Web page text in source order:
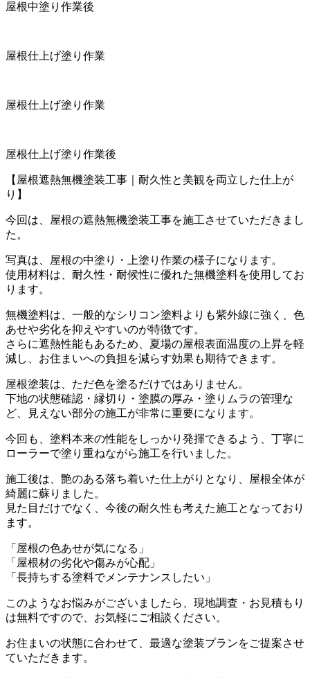
屋根中塗り作業後
屋根仕上げ塗り作業
屋根仕上げ塗り作業
屋根仕上げ塗り作業後
【屋根遮熱無機塗装工事｜耐久性と美観を両立した仕上が
り】
今回は、屋根の遮熱無機塗装工事を施工させていただきまし
た。
写真は、屋根の中塗り・上塗り作業の様子になります。
使用材料は、耐久性・耐候性に優れた無機塗料を使用してお
ります。
無機塗料は、一般的なシリコン塗料よりも紫外線に強く、色
あせや劣化を抑えやすいのが特徴です。
さらに遮熱性能もあるため、夏場の屋根表面温度の上昇を軽
減し、お住まいへの負担を減らす効果も期待できます。
屋根塗装は、ただ色を塗るだけではありません。
下地の状態確認・縁切り・塗膜の厚み・塗りムラの管理な
ど、見えない部分の施工が非常に重要になります。
今回も、塗料本来の性能をしっかり発揮できるよう、丁寧に
ローラーで塗り重ねながら施工を行いました。
施工後は、艶のある落ち着いた仕上がりとなり、屋根全体が
綺麗に蘇りました。
見た目だけでなく、今後の耐久性も考えた施工となっており
ます。
「屋根の色あせが気になる」
「屋根材の劣化や傷みが心配」
「長持ちする塗料でメンテナンスしたい」
このようなお悩みがございましたら、現地調査・お見積もり
は無料ですので、お気軽にご相談ください。
お住まいの状態に合わせて、最適な塗装プランをご提案させ
ていただきます。